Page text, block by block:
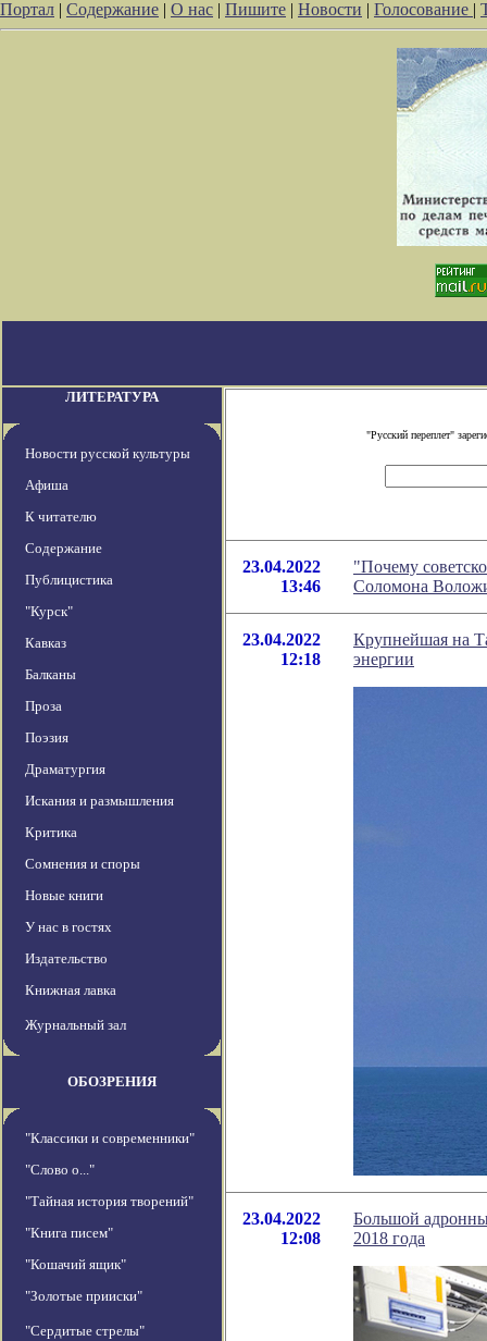
Портал | Содержание | О нас | Пишите | Новости | Голосование |
ЛИТЕРАТУРА
Новости русской культуры
Афиша
К читателю
Содержание
Публицистика
"Курск"
Кавказ
Балканы
Проза
Поэзия
Драматургия
Искания и размышления
Критика
Сомнения и споры
Новые книги
У нас в гостях
Издательство
Книжная лавка
Журнальный зал
ОБОЗРЕНИЯ
"Классики и современники"
"Слово о..."
"Тайная история творений"
"Книга писем"
"Кошачий ящик"
"Золотые прииски"
"Сердитые стрелы"
"Русский переплет"
23.04.2022
13:46
"Почему
Соломона
23.04.2022
12:18
Крупнейшая на
энергии
23.04.2022
12:08
Большой
2018 года